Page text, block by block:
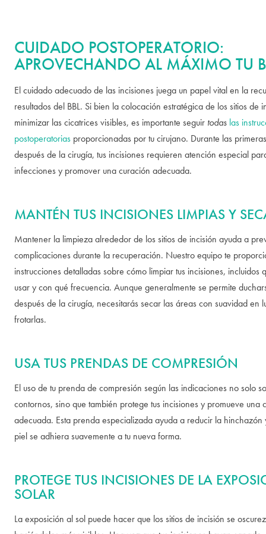
CUIDADO POSTOPERATORIO:
APROVECHANDO AL MÁXIMO TU
El cuidado adecuado de las incisiones juega un papel vital en la
resultados del BBL. Si bien la colocación estratégica de los sitios de
minimizar las cicatrices visibles, es importante seguir todas las
postoperatorias proporcionadas por tu cirujano. Durante las
después de la cirugía, tus incisiones requieren atención especial
infecciones y promover una curación adecuada.
MANTÉN TUS INCISIONES LIMPIAS Y
Mantener la limpieza alrededor de los sitios de incisión ayuda a
complicaciones durante la recuperación. Nuestro equipo te
instrucciones detalladas sobre cómo limpiar tus incisiones, incluidos
usar y con qué frecuencia. Aunque generalmente se permite
después de la cirugía, necesitarás secar las áreas con suavidad en
frotarlas.
USA TUS PRENDAS DE COMPRESIÓN
El uso de tu prenda de compresión según las indicaciones no solo
contornos, sino que también protege tus incisiones y promueve una
adecuada. Esta prenda especializada ayuda a reducir la hinchazón
piel se adhiera suavemente a tu nueva forma.
PROTEGE TUS INCISIONES DE LA
SOLAR
La exposición al sol puede hacer que los sitios de incisión se